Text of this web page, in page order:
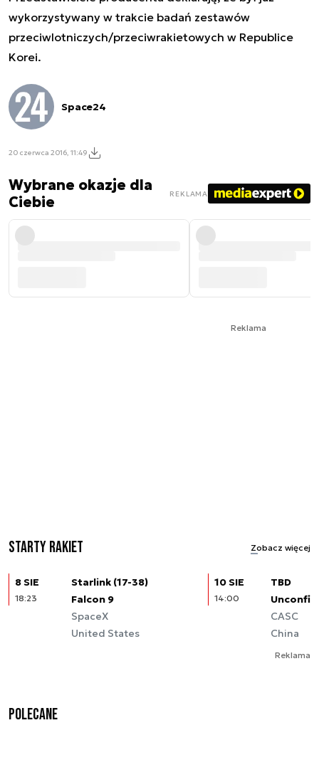
wykorzystywany w trakcie badań zestawów
przeciwlotniczych/przeciwrakietowych w Republice
Korei.
Space24
20 czerwca 2016, 11:49
Wybrane okazje dla
Ciebie
REKLAMA
Reklama
Starty rakiet Zobacz więcej
8 SIE
18:23
Starlink (17-38)
Falcon 9
SpaceX
United States
10 SIE
14:00
TBD
CASC
China
Reklama
Polecane